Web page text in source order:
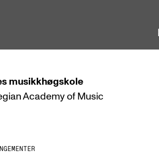
musikkhøgskole
Academy of Music